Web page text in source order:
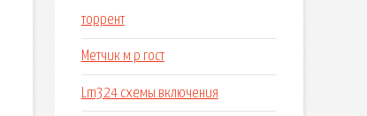
торрент
Метчик м р гост
Lm324 схемы включения